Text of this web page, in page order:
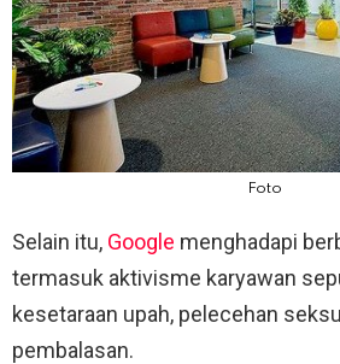
Foto
Selain itu, Google menghadapi
termasuk aktivisme karyawan
kesetaraan upah, pelecehan
pembalasan.